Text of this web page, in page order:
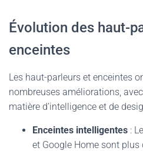
Évolution des haut-
enceintes
Les haut-parleurs et enceintes
nombreuses améliorations,
matière d’intelligence et de
Enceintes intelligentes :
et Google Home sont plus